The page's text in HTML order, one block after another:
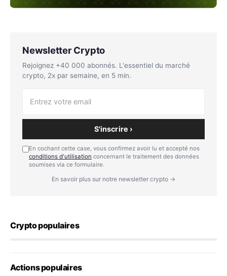
Newsletter Crypto
Rejoignez +40 000 abonnés. L'essentiel du marché
crypto, 2x par semaine, en 5 min.
S'inscrire ›
En cochant cette case, vous confirmez avoir lu et accepté nos
conditions d'utilisation concernant le traitement des données
soumises via ce formulaire.
En savoir plus sur notre newsletter crypto →
Crypto populaires
Actions populaires